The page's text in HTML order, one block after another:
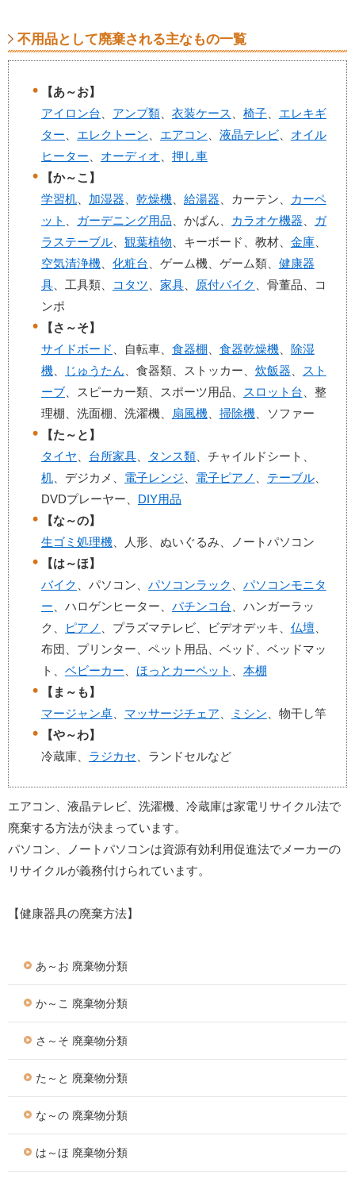
不用品として廃棄される主なもの一覧
【あ～お】
アイロン台
アンプ類、 衣装ケース 椅子、 エレキギ
ター
エレクトーン エアコン 液晶テレビ、 オイル
ヒーター
オーディオ
押し車
【か～こ】
学習机、 加湿器 乾燥機、 給湯器 、カーテン、
カーペ
ット
ガーデニング用品 、かばん、 カラオケ機器
ガ
ラステーブル、 観葉植物 、キーボード、教材、 金庫、
空気清浄機、 化粧台 、ゲーム機、ゲーム類、 健康器
具 、工具類、 コタツ 家具、 原付バイク
、骨董品、コ
ンポ
【さ～そ】
サイドボード
、自転車、 食器棚 食器乾燥機、 除湿
機
じゅうたん 、食器類、ストッカー、 炊飯器
スト
ーブ、スピーカー類、スポーツ用品、 スロット台 、整
理棚、洗面棚、洗濯機、
扇風機、 掃除機、ソファー
【た～と】
タイヤ
台所家具、 タンス類、チャイルドシート、
机 、デジカメ、 電子レンジ 電子ピアノ テーブル、
DVDプレーヤー、 DIY用品
【な～の】
生ゴミ処理機、人形、ぬいぐるみ、ノートパソコン
【は～ほ】
バイク
、パソコン、 パソコンラック
パソコンモニタ
ー 、ハロゲンヒーター、 パチンコ台 、ハンガーラッ
ク、
ピアノ 、プラズマテレビ、ビデオデッキ、 仏壇
布団、プリンター、ペット用品、ベッド、ベッドマッ
ト、 ベビーカー ほっとカーペット
本棚
【ま～も】
マージャン卓、 マッサージチェア ミシン 、物干し竿
【や～わ】
冷蔵庫、 ラジカセ 、ランドセルなど
エアコン、液晶テレビ、洗濯機、冷蔵庫は家電リサイクル法で
廃棄する方法が決まっています。
パソコン、ノートパソコンは資源有効利用促進法でメーカーの
リサイクルが義務付けられています。
【健康器具の廃棄方法】
あ～お 廃棄物分類
か～こ 廃棄物分類
さ～そ 廃棄物分類
た～と 廃棄物分類
な～の 廃棄物分類
は～ほ 廃棄物分類